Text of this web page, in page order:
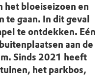
het bloeiseizoen en
te gaan. In dit geval
te ontdekken. Eén
aan de
Sinds 2021 heeft
het parkbos,